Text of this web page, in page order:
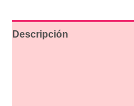
Descripción